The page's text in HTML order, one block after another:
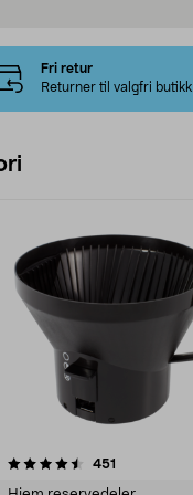
Fri retur
Returner til valgfri butikk
451
3.5 av 5 stjerner